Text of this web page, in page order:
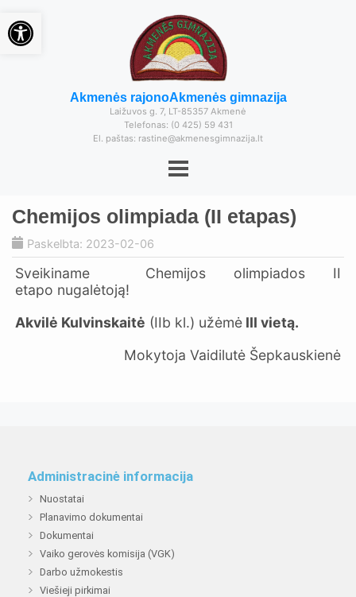
Akmenės rajonoAkmenės gimnazija
Laižuvos g. 7, LT-85357 Akmenė
Telefonas: (0 425) 59 431
El. paštas: rastine@akmenesgimnazija.lt
Chemijos olimpiada (II etapas)
Paskelbta: 2023-02-06
Sveikiname Chemijos olimpiados II
etapo nugalėtoją!
Akvilė Kulvinskaitė (IIb kl.) užėmė III vietą.
Mokytoja Vaidilutė Šepkauskienė
Administracinė informacija
Nuostatai
Planavimo dokumentai
Dokumentai
Vaiko gerovės komisija (VGK)
Darbo užmokestis
Viešieji pirkimai
Open toolbar